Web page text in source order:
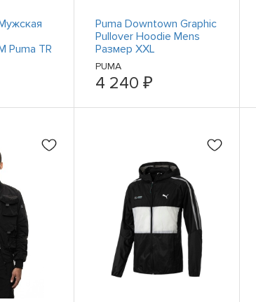
TR
Puma Downtown Graphic
Pullover Hoodie Mens
Размер XXL
Повседневная
спортивная верхняя
одежда 5
PUMA
4 240 ₽